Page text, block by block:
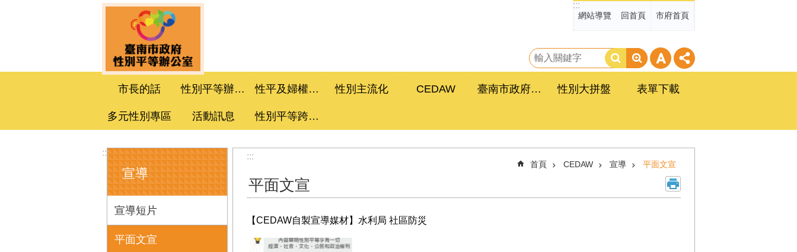
:::
網站導覽 回首頁 市府首頁
搜
尋
市長的話 性別平等辦公室 性平及婦權促進委員會 性別主流化 CEDAW 臺南市政府性別平等工作計畫 性別大拼盤 表單下載
多元性別專區 活動訊息 性別平等跨局處計畫
:::
宣導
宣導短片
平面文宣
:::
首頁 CEDAW 宣導 平面文宣
平面文宣
【CEDAW自製宣導媒材】水利局 社區防災